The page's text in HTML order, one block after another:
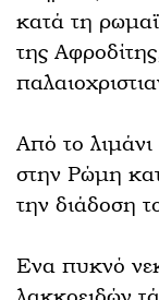
κατά τη
της
Από το
στην Ρώμη
την διάδοση
Ενα πυκνό